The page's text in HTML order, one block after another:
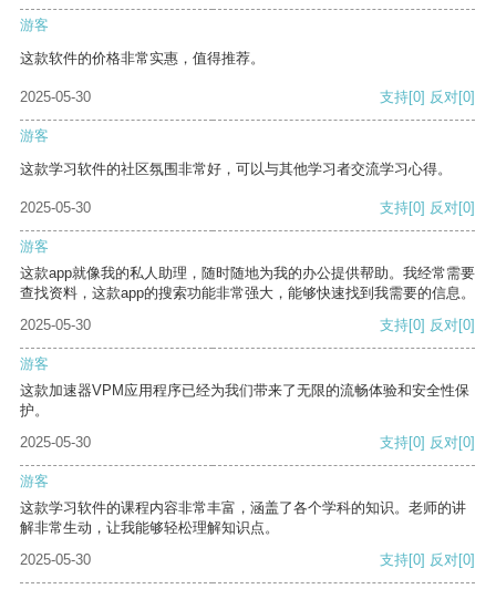
游客
这款软件的价格非常实惠，值得推荐。
2025-05-30 支持[0] 反对[0]
游客
这款学习软件的社区氛围非常好，可以与其他学习者交流学习心得。
2025-05-30 支持[0] 反对[0]
游客
这款app就像我的私人助理，随时随地为我的办公提供帮助。我经常需要
查找资料，这款app的搜索功能非常强大，能够快速找到我需要的信息。
2025-05-30
支持[0] 反对[0]
游客
这款加速器VPM应用程序已经为我们带来了无限的流畅体验和安全性保
护。
2025-05-30
支持[0] 反对[0]
游客
这款学习软件的课程内容非常丰富，涵盖了各个学科的知识。老师的讲
解非常生动，让我能够轻松理解知识点。
2025-05-30
支持[0] 反对[0]